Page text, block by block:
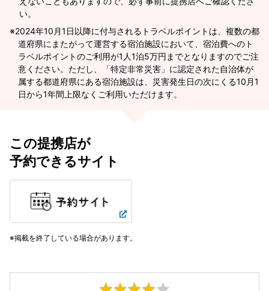
い。
2024年10月1日以降に付与されるトラベルポイントは、複数の都
道府県にまたがって運営する宿泊施設において、宿泊費へのト
ラベルポイントのご利用が1人1泊5万円までとなりますのでご注
意ください。ただし、「特定非常災害」に認定された自治体が
属する都道府県にある宿泊施設は、災害発生日の次にくる10月1
日から1年間上限なくご利用いただけます。
この提携店が
予約できるサイト
掲載を終了している場合があります。